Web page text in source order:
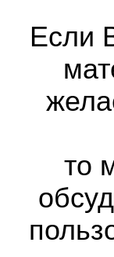
Если
то